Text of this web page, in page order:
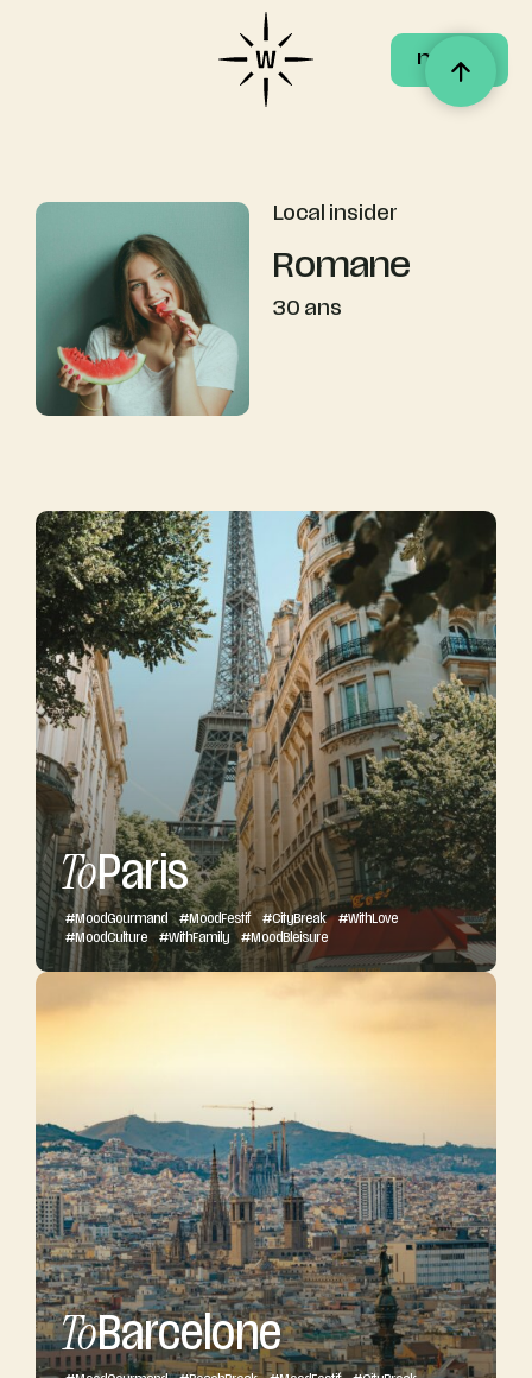
menu
menu
Local insider
Romane
30 ans
ToParis
#MoodGourmand #Mood Festif #CityBreak #WithLove
#MoodCulture #WithFamily #Mood Bleisure
ToBarcelone